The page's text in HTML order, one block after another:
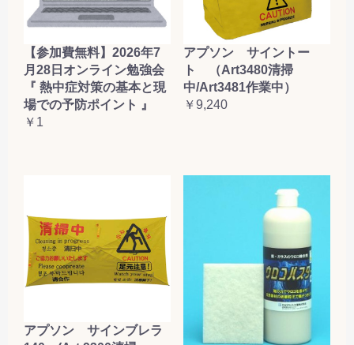
【参加費無料】2026年7
月28日オンライン勉強会
『 熱中症対策の基本と現
場での予防ポイント 』
￥1
アプソン サイントー
ト （Art3480清掃
中/Art3481作業中）
￥9,240
アプソン サインブレラ